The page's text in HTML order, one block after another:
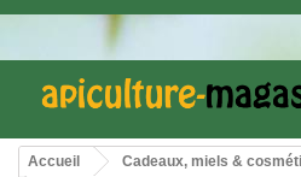
Accueil Cadeaux, miels &